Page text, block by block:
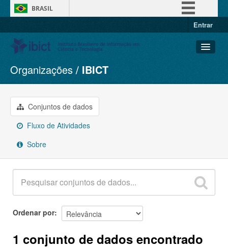
BRASIL
Entrar
Conjuntos de dados
Organizações
Grupos
Sobre
Organizações IBICT
Conjuntos de dados
Fluxo de Atividades
Sobre
Ordenar por
1 conjunto de dados encontrado